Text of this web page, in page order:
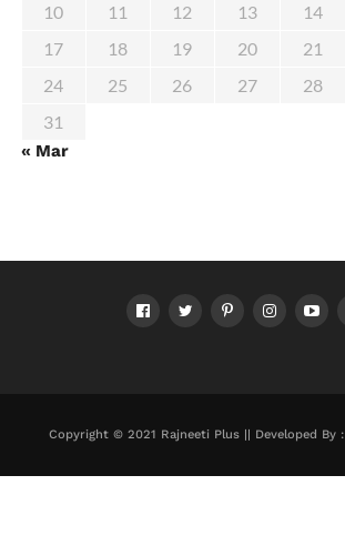
10
11 12 13 14
17
18 19 20 21
24
25 26 27 28
31
« Mar
Copyright © 2021 Rajneeti Plus || Developed By :